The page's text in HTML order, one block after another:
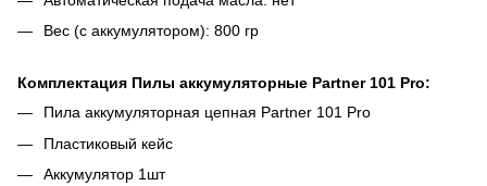
Вес (с аккумулятором): 800 гр
Комплектация Пилы аккумуляторные Partner 101 Pro:
Пила аккумуляторная цепная Partner 101 Pro
Пластиковый кейс
Аккумулятор 1шт